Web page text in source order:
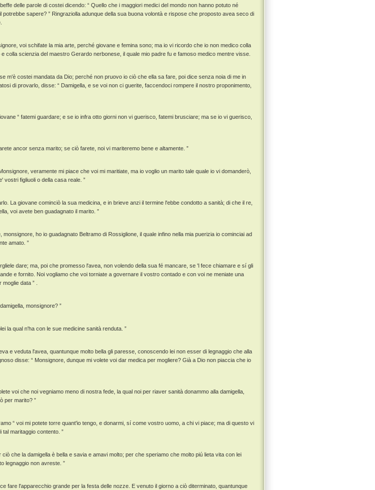
delle parole di costei dicendo: “ Quello che i maggiori medici del mondo non hanno potuto né
potrebbe sapere? ” Ringraziolla adunque della sua buona volontà e rispose che proposto avea seco di
voi schifate la mia arte, perché giovane e femina sono; ma io vi ricordo che io non medico colla
colla scienzia del maestro Gerardo nerbonese, il quale mio padre fu e famoso medico mentre visse.
m'è costei mandata da Dio; perché non pruovo io ciò che ella sa fare, poi dice senza noia di me in
di provarlo, disse: “ Damigella, e se voi non ci guerite, faccendoci rompere il nostro proponimento,
“ fatemi guardare; e se io infra otto giorni non vi guerisco, fatemi brusciare; ma se io vi guerisco,
ancor senza marito; se ciò farete, noi vi mariteremo bene e altamente. ”
veramente mi piace che voi mi maritiate, ma io voglio un marito tale quale io vi domanderò,
vostri figliuoli o della casa reale. ”
La giovane cominciò la sua medicina, e in brieve anzi il termine l'ebbe condotto a sanità; di che il re,
voi avete ben guadagnato il marito. ”
monsignore, ho io guadagnato Beltramo di Rossiglione, il quale infino nella mia puerizia io cominciai ad
amato. ”
dare; ma, poi che promesso l'avea, non volendo della sua fé mancare, se 'l fece chiamare e sí gli
e fornito. Noi vogliamo che voi torniate a governare il vostro contado e con voi ne meniate una
data ” .
monsignore? ”
la qual n'ha con le sue medicine sanità renduta. ”
e veduta l'avea, quantunque molto bella gli paresse, conoscendo lei non esser di legnaggio che alla
disse: “ Monsignore, dunque mi volete voi dar medica per mogliere? Già a Dio non piaccia che io
voi che noi vegniamo meno di nostra fede, la qual noi per riaver sanità donammo alla damigella,
per marito? ”
“ voi mi potete torre quant'io tengo, e donarmi, sí come vostro uomo, a chi vi piace; ma di questo vi
maritaggio contento. ”
ciò che la damigella è bella e savia e amavi molto; per che speriamo che molto piú lieta vita con lei
legnaggio non avreste. ”
fare l'apparecchio grande per la festa delle nozze. E venuto il giorno a ciò diterminato, quantunque